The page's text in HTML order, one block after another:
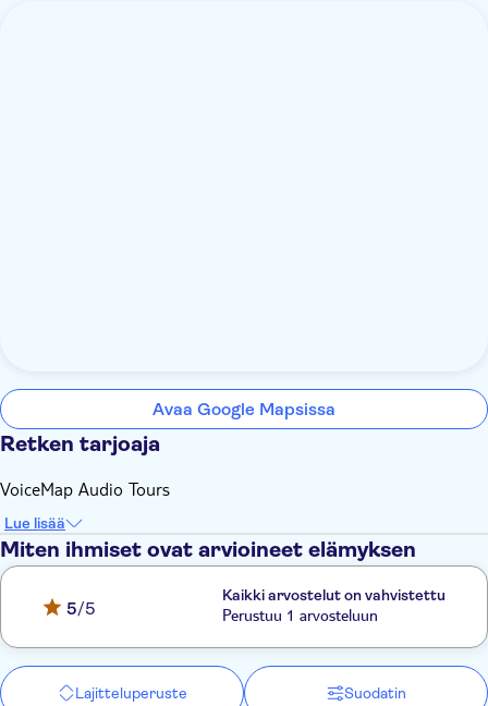
Avaa Google Mapsissa
Retken tarjoaja
VoiceMap Audio Tours
Lue lisää
Miten ihmiset ovat arvioineet elämyksen
5/5
Kaikki arvostelut on vahvistettu
Perustuu 1 arvosteluun
Lajitteluperuste Suodatin